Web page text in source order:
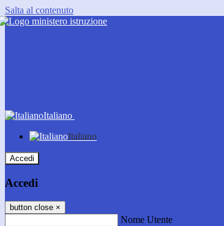
Salta al contenuto
Italiano
Italiano
Accedi
Accedi
button close ×
Nome Utente